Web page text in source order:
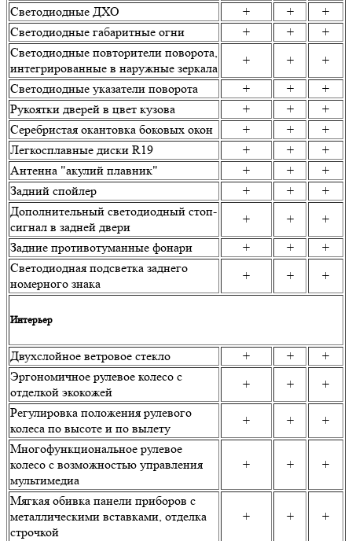
Светодиодные ДХО + +
+
Светодиодные габаритные огни
+ +
+
Светодиодные повторители поворота,
интегрированные в наружные зеркала
+ +
+
Светодиодные указатели поворота
+ +
+
Рукоятки дверей в цвет кузова
+ +
+
Серебристая окантовка боковых окон
+ +
+
Легкосплавные диски R19
+ +
+
Антенна "акулий плавник"
+ +
+
Задний спойлер
+ +
+
Дополнительный светодиодный стоп-
сигнал в задней двери
+ +
+
Задние противотуманные фонари
+ +
+
Светодиодная подсветка заднего
номерного знака
+ + +
Интерьер
Двухслойное ветровое стекло + +
+
Эргономичное рулевое колесо с
отделкой экокожей
+ +
+
Регулировка положения рулевого
колеса по высоте и по вылету
+ +
+
Многофункциональное рулевое
колесо с возможностью управления
мультимедиа
+ + +
Мягкая обивка панели приборов с
металлическими вставками, отделка
строчкой
+ + +